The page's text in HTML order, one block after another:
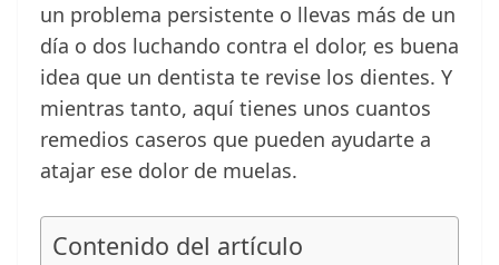
un problema persistente o llevas más de un
día o dos luchando contra el dolor, es buena
idea que un dentista te revise los dientes. Y
mientras tanto, aquí tienes unos cuantos
remedios caseros que pueden ayudarte a
atajar ese dolor de muelas.
Contenido del artículo